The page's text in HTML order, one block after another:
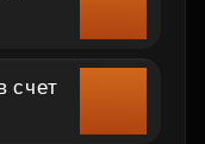
счет